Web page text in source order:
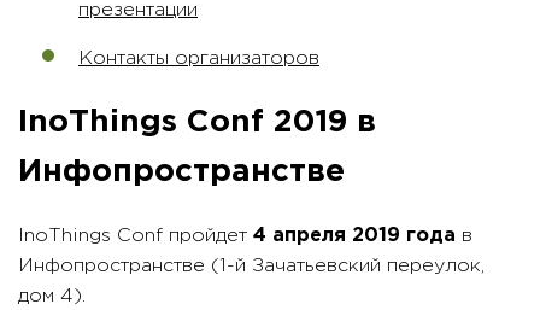
презентации
Контакты организаторов
InoThings Conf 2019 в
Инфопространстве
InoThings Conf пройдет 4 апреля 2019 года в
Инфопространстве (1-й Зачатьевский переулок,
дом 4).